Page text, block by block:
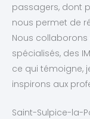
passagers, dont
nous permet de
Nous
spécialisés, des
ce qui témoigne,
inspirons aux
Saint-Sulpice-la-